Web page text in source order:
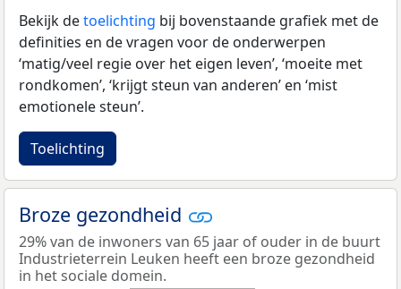
Bekijk detoelichting bij bovenstaande grafiek met de
definities en de vragen voor de onderwerpen
‘matig/veel regie over het eigen leven’, ‘moeite met
rondkomen’, ‘krijgt steun van anderen’ en ‘mist
emotionele steun’.
Toelichting
Broze gezondheid
29% van de inwoners van 65 jaar of ouder in de buurt
Industrieterrein Leuken heeft een broze gezondheid
in het sociale domein.